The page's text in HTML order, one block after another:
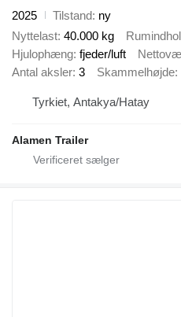
2025
Tilstand ny
Nyttelast 40.000 kg
Hjulophæng fjeder/luft
Antal aksler 3 Skammelhøjde
Tyrkiet, Antakya/Hatay
Alamen Trailer